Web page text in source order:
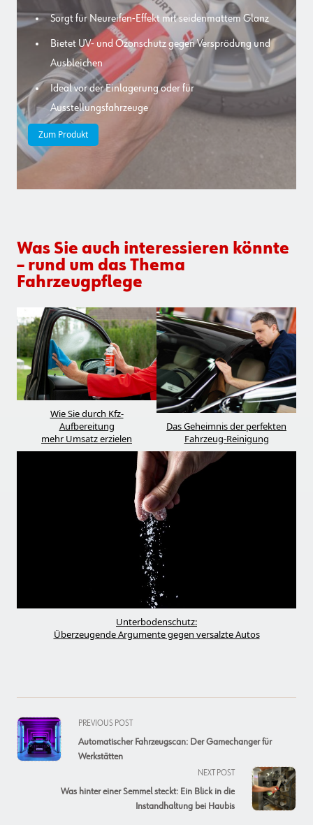
Sorgt für Neureifen-Effekt mit seidenmattem Glanz
Bietet UV- und Ozonschutz gegen Versprödung und
Ausbleichen
Ideal vor der Einlagerung oder für
Ausstellungsfahrzeuge
Zum Produkt
Was Sie auch interessieren könnte
– rund um das Thema
Fahrzeugpflege
Wie Sie durch Kfz-
Aufbereitung
mehr Umsatz erzielen
Das Geheimnis der perfekten
Fahrzeug-Reinigung
Unterbodenschutz:
Überzeugende Argumente gegen versalzte Autos
<span
class="nav-
subtitle
PREVIOUS POST
Automatischer Fahrzeugscan: Der Gamechanger für
Werkstätten
NEXT POST
Was hinter einer Semmel steckt: Ein Blick in die
Instandhaltung bei Haubis